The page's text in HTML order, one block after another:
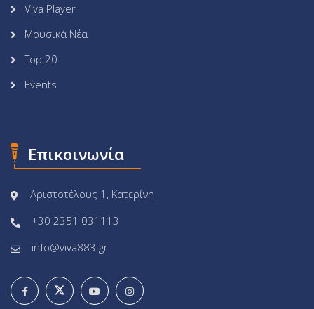
Viva Player
Μουσικά Νέα
Top 20
Events
Επικοινωνία
Αριστοτέλους 1, Κατερίνη
+30 2351 031113
info@viva883.gr